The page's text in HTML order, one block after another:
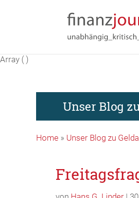
Array ( )
Unser Blog
Home» Unser Blog zu